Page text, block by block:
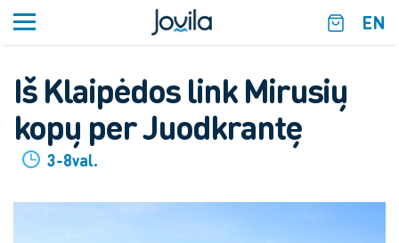
EN
Iš Klaipėdos link Mirusių
kopų per Juodkrantę
3-8val.